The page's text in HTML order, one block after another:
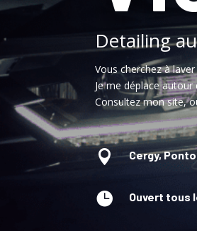
Detailing
Vous cherchez à
Je me déplace
Consultez mon site,
 Cergy,
 Ouvert tous